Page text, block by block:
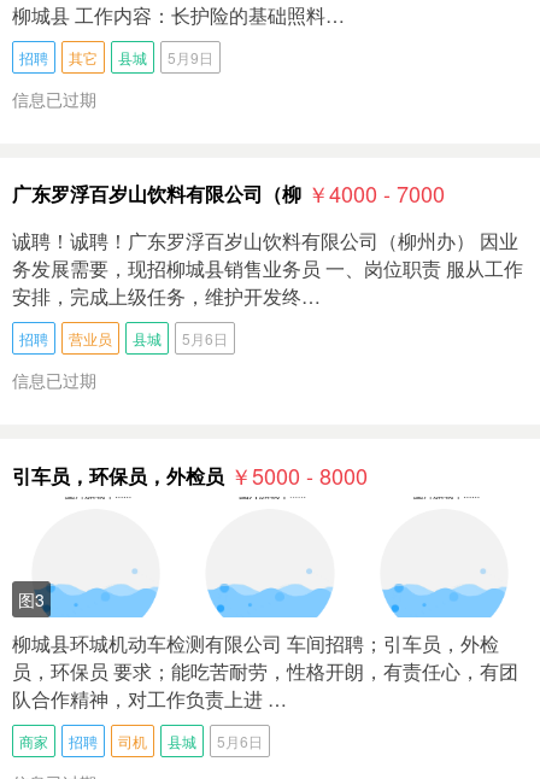
柳城县 工作内容：长护险的基础照料…
招聘 其它 县城 5月9日
信息已过期
广东罗浮百岁山饮料有限公司（柳 ￥4000 - 7000
诚聘！诚聘！广东罗浮百岁山饮料有限公司（柳州办） 因业
务发展需要，现招柳城县销售业务员 一、岗位职责 服从工作
安排，完成上级任务，维护开发终…
招聘 营业员 县城 5月6日
信息已过期
引车员，环保员，外检员 ￥5000 - 8000
图3
柳城县环城机动车检测有限公司 车间招聘；引车员，外检
员，环保员 要求；能吃苦耐劳，性格开朗，有责任心，有团
队合作精神，对工作负责上进 …
商家 招聘 司机 县城 5月6日